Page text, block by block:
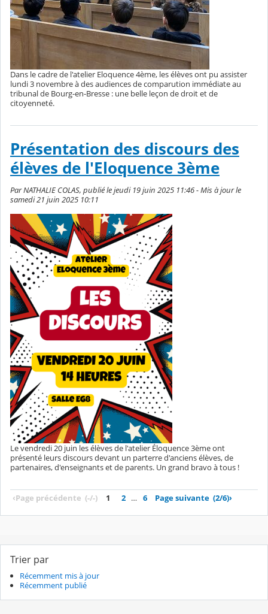
Dans le cadre de l'atelier Eloquence 4ème, les élèves ont pu assister
lundi 3 novembre à des audiences de comparution immédiate au
tribunal de Bourg-en-Bresse : une belle leçon de droit et de
citoyenneté.
Présentation des discours des
élèves de l'Eloquence 3ème
Par NATHALIE COLAS, publié le jeudi 19 juin 2025 11:46 - Mis à jour le
samedi 21 juin 2025 10:11
Le vendredi 20 juin les élèves de l'atelier Éloquence 3ème ont
présenté leurs discours devant un parterre d'anciens élèves, de
partenaires, d'enseignants et de parents. Un grand bravo à tous !
‹Page précédente (-/-) 1 2 … 6 Page suivante (2/6)›
Trier par
Récemment mis à jour
Récemment publié